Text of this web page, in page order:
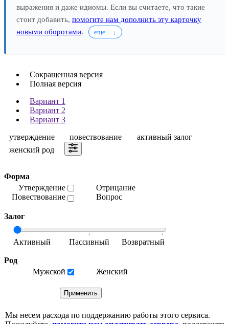
выражения и даже идиомы. Если вы считаете, что такие
стоит добавить, помогите нам дополнить эту карточку
новыми оборотами. еще...
Сокращенная версия
Полная версия
Вариант 1
Вариант 2
Вариант 3
утверждение
повествование
активный залог
женский род
Форма
Утверждение
Повествование
Отрицание
Вопрос
Залог
Род
Мужской
Женский
Мы несем расхода по поддержанию работы этого сервиса.